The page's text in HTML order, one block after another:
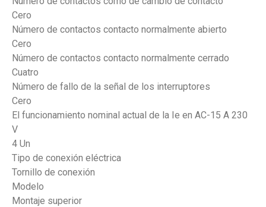
Cero
Número de contactos contacto normalmente abierto
Cero
Número de contactos contacto normalmente cerrado
Cuatro
Número de fallo de la señal de los interruptores
Cero
El funcionamiento nominal actual de la Ie en AC-15 A 230
V
4 Un
Tipo de conexión eléctrica
Tornillo de conexión
Modelo
Montaje superior